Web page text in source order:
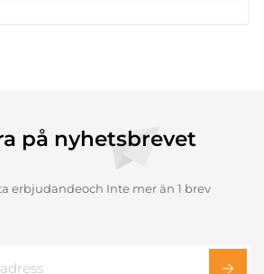
på nyhetsbrevet
erbjudandeoch Inte mer än 1 brev